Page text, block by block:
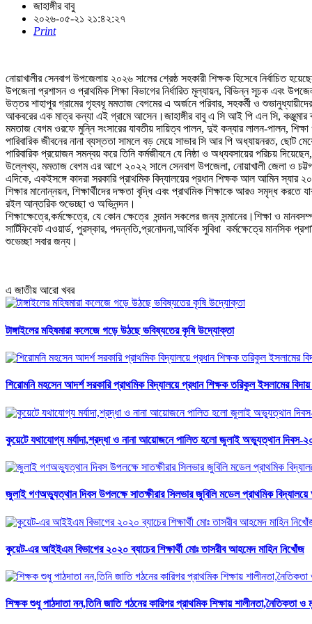
জাহাঙ্গীর বাবু
২০২৬-০৫-২১ ২১:৪২:২৭
Print
নোয়াখালীর সেনবাগ উপজেলায় ২০২৬ সালের শ্রেষ্ঠ সহকারী শিক্ষক হিসেবে নির্বাচিত
উপজেলা প্রশাসন ও প্রাথমিক শিক্ষা বিভাগের নির্ধারিত মূল্যায়ন, বিভিন্ন সূচক এবং
উত্তর শাহাপুর গ্রামের গৃহবধূ মমতাজ বেগমের এ অর্জনে পরিবার, সহকর্মী ও
আকবরের এক মাত্র কন্যা এই গ্রামে আসেন।জাহাঙ্গীর বাবু এ সি আই পি এল সি, কঞ্জুমার
মমতাজ বেগম ওরফে মুন্নি সংসারের যাবতীয় দায়িত্ব পালন, দুই কন্যার লালন-পালন,
পারিবারিক জীবনের নানা ব্যস্ততা সামলে বড় মেয়ে সাভার সি আর পি অধ্যায়নরত, ছোট
পারিবারিক প্রয়োজন সমন্বয় করে তিনি কর্মজীবনে যে নিষ্ঠা ও অধ্যবসায়ের পরিচয়
উল্লেখ্য, মমতাজ বেগম এর আগে ২০২২ সালে সেনবাগ উপজেলা, নোয়াখালী জেলা ও
এদিকে, একইসঙ্গে কাদরা সরকারি প্রাথমিক বিদ্যালয়ের প্রধান শিক্ষক আল আমিন স্যার
শিক্ষার মানোন্নয়ন, শিক্ষার্থীদের দক্ষতা বৃদ্ধি এবং প্রাথমিক শিক্ষাকে আরও সমৃদ্ধ
রইল আন্তরিক শুভেচ্ছা ও অভিনন্দন।
শিক্ষাক্ষেত্রে,কর্মক্ষেত্রে, যে কোন ক্ষেত্রে সন্মান সকলের জন্য সন্মানের।শিক্ষা ও
সার্টিফিকেট এওয়ার্ড, পুরস্কার, পদন্নতি,প্রনোদনা,আর্থিক সুবিধা কর্মক্ষেত্রে মানসিক
শুভেচ্ছা সবার জন্য।
এ জাতীয় আরো খবর
টাঙ্গাইলের মহিষমারা কলেজে গড়ে উঠছে ভবিষ্যতের কৃষি উদ্যোক্তা
শিরোমনি মহসেন আদর্শ সরকারি প্রাথমিক বিদ্যালয়ে প্রধান শিক্ষক তরিকুল ইসলামের বিদায়
কুয়েটে যথাযোগ্য মর্যাদা,শ্রদ্ধা ও নানা আয়োজনে পালিত হলো জুলাই অভ্যুত্থান দিবস-
জুলাই গণঅভ্যু্ত্থান দিবস উপলক্ষে সাতক্ষীরার সিলভার জুবিলি মডেল প্রাথমিক
কুয়েট-এর আইইএম বিভাগের ২০২০ ব্যাচের শিক্ষার্থী মোঃ তাসরীব আহমেদ মাহিন নিখোঁজ
শিক্ষক শুধু পাঠদাতা নন,তিনি জাতি গঠনের কারিগর প্রাথমিক শিক্ষায় শালীনতা,নৈতিকতা